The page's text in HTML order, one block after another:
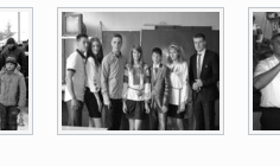
2 фото